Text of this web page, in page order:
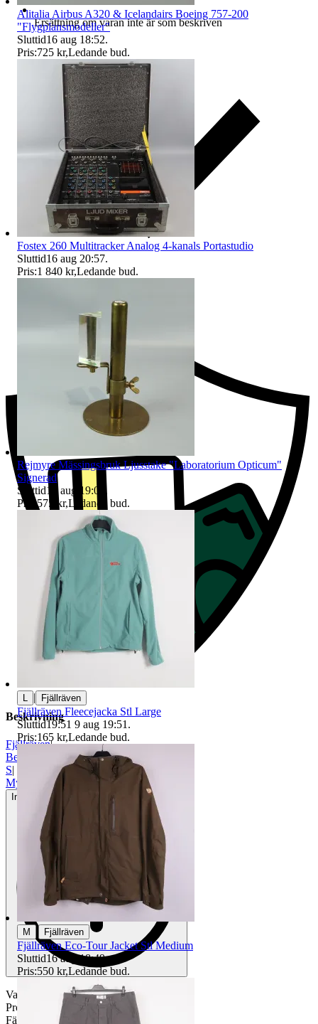
Ersättning om varan inte är som beskriven
Ersättning om du inte får din vara
Beskrivning
Fjällräven|
Beige
S|
Mycket gott skick
Inga eller minimala tecken på användning
Varumärke: Fjällräven
Produkt: Väst
Färg: Beige
Alitalia Airbus A320 & Icelandairs Boeing 757-200
"Flygplansmodeller"
Sluttid16 aug 18:52.
Pris:725 kr,Ledande bud.
Fostex 260 Multitracker Analog 4-kanals Portastudio
Sluttid16 aug 20:57.
Pris:1 840 kr,Ledande bud.
Rejmyre Mässingsbruk Ljusstake "Laboratorium Opticum"
Signerad
Sluttid16 aug 19:07
.
Pris:575 kr,Ledande bud.
L | Fjällräven
Fjällräven Fleecejacka Stl Large
Sluttid19:51 9 aug 19:51 .
Pris:165 kr,Ledande bud.
M Fjällräven
Fjällräven Eco-Tour Jacket Stl Medium
Sluttid16 aug 18:49.
Pris:550 kr,Ledande bud.